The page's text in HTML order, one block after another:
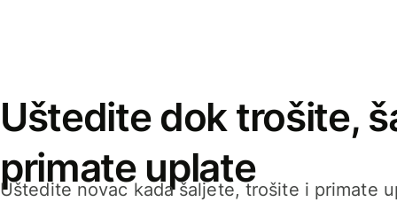
Uštedite dok trošite,
primate uplate
Uštedite novac kada šaljete, trošite i primate